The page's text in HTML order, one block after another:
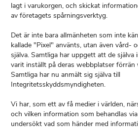
lagt i varukorgen, och skickat
av företagets spårningsverktyg.
Det är inte bara allmänheten som inte
kallade "Pixel" använts, utan även vård-
själva. Samtliga har uppgett att de
varit inställt på deras webbplatser förrän
Samtliga har nu anmält sig själva till
Integritetsskyddsmyndigheten.
Vi har, som ett av få medier i världen,
och vilken information som behandlas
undersökt vad som händer med